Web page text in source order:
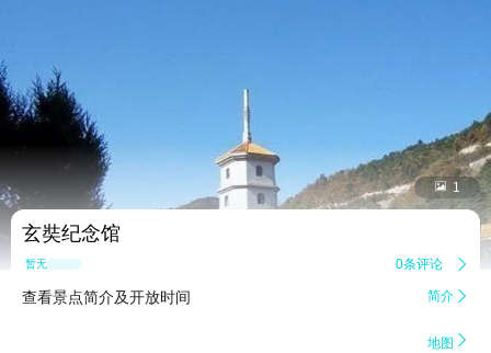
 1
玄奘纪念馆
暂无点评 0条评论 
查看景点简介及开放时间 简介 
地图 